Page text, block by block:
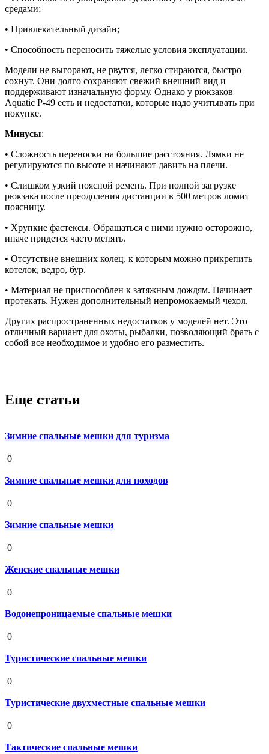
средами;
• Привлекательный дизайн;
• Способность переносить тяжелые условия эксплуатации.
Модели не выгорают, не рвутся, легко стираются, быстро
сохнут. Они долго сохраняют свежий внешний вид и
поддерживают изначальную форму. Однако у рюкзаков
Aquatic Р-49 есть и недостатки, которые надо учитывать при
покупке.
Минусы:
• Сложность переноски на большие расстояния. Лямки не
регулируются по высоте и начинают давить на плечи.
• Слишком узкий поясной ремень. При полной загрузке
рюкзака после преодоления дистанции в 500 метров ломит
поясницу.
• Хрупкие фастексы. Обращаться с ними нужно осторожно,
иначе придется часто менять.
• Отсутствие внешних колец, к которым можно прикрепить
котелок, ведро, бур.
• Материал не приспособлен к затяжным дождям. Начинает
протекать. Нужен дополнительный непромокаемый чехол.
Других распространенных недостатков у моделей нет. Это
отличный вариант для охоты, рыбалки, позволяющий брать с
собой все необходимое и удобно его разместить.
Еще статьи
Зимние спальные мешки для туризма
0
Зимние спальные мешки для походов
0
Зимние спальные мешки
0
Женские спальные мешки
0
Водонепроницаемые спальные мешки
0
Туристические спальные мешки
0
Туристические двухместные спальные мешки
0
Тактические спальные мешки